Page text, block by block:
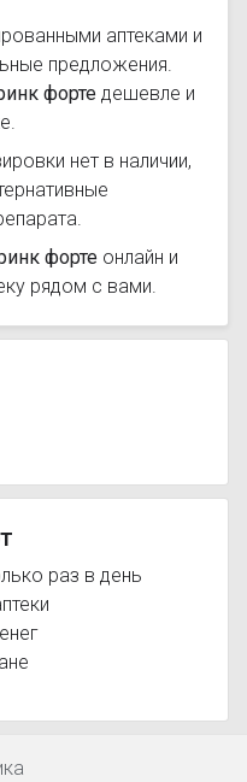
аптеками и
предложения.
форте дешевле и
нет в наличии,
форте онлайн и
рядом с вами.
раз в день